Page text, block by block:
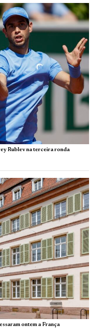
Rublev na terceira ronda
ontem a França